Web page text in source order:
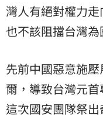
灣人有絕對權力
也不該阻擋台灣為
先前中國惡意施
爾，導致台灣元
這次國安團隊祭